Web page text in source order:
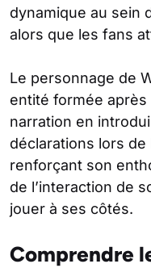
dynamique au sein
alors que les fans
Le personnage de
entité formée après
narration en
déclarations lors de
renforçant son
de l’interaction de
jouer à ses côtés.
Comprendre